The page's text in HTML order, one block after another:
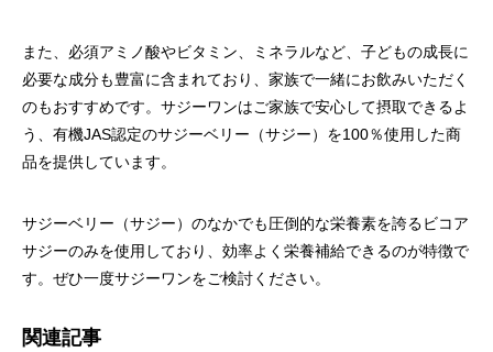
また、必須アミノ酸やビタミン、ミネラルなど、子どもの成長に
必要な成分も豊富に含まれており、家族で一緒にお飲みいただく
のもおすすめです。サジーワンはご家族で安心して摂取できるよ
う、有機JAS認定のサジーベリー（サジー）を100％使用した商
品を提供しています。
サジーベリー（サジー）のなかでも圧倒的な栄養素を誇るビコア
サジーのみを使用しており、効率よく栄養補給できるのが特徴で
す。ぜひ一度サジーワンをご検討ください。
関連記事